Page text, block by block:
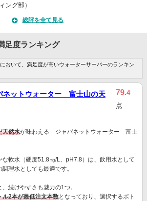
ング部）
総評を全て見る
足度ランキング
おいて、満足度が高いウォーターサーバーのランキン
ネットウォーター 富士山の天
79.4
点
天然水が味わえる「ジャパネットウォーター 富士
な軟水（硬度51.8㎎/L、pH7.8）は、飲用水として
理水としても最適です。
、続けやすさも魅力の1つ。
ル2本が最低注文本数となっており、選択するボト